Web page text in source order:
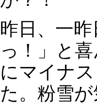
昨日、一
っ！」と
にマイナ
た。粉雪